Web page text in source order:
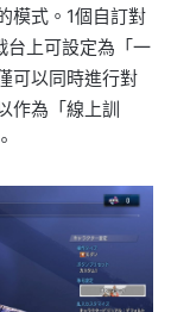
模式。1個自訂對
台上可設定為「一
可以同時進行對
作為「線上訓